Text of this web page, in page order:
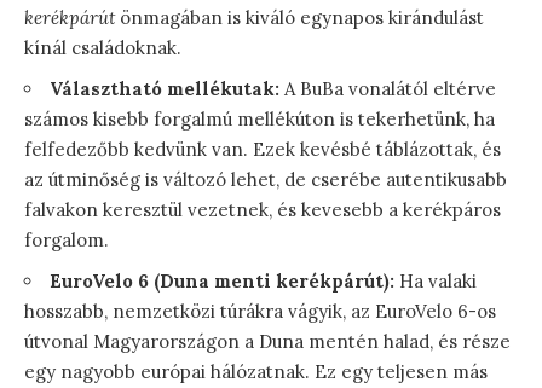
kerékpárútönmagában is kiváló egynapos kirándulást
kínál családoknak.
Választható mellékutak: A BuBa vonalától eltérve
számos kisebb forgalmú mellékúton is tekerhetünk, ha
felfedezőbb kedvünk van. Ezek kevésbé táblázottak, és
az útminőség is változó lehet, de cserébe autentikusabb
falvakon keresztül vezetnek, és kevesebb a kerékpáros
forgalom.
EuroVelo 6 (Duna menti kerékpárút): Ha valaki
hosszabb, nemzetközi túrákra vágyik, az EuroVelo 6-os
útvonal Magyarországon a Duna mentén halad, és része
egy nagyobb európai hálózatnak. Ez egy teljesen más